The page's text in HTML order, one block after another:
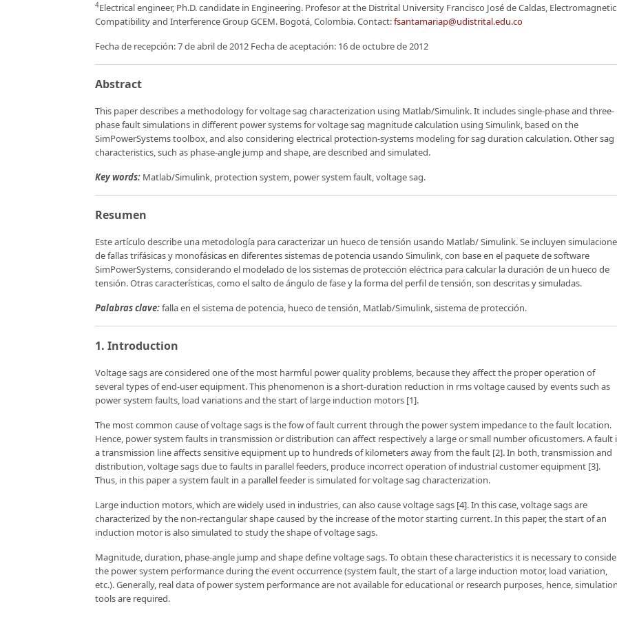
4Electrical engineer, Ph.D. candidate in Engineering. Profesor at the Distrital University Francisco José de Caldas, Electromagnetic
Compatibility and Interference Group GCEM. Bogotá, Colombia. Contact:fsantamariap@udistrital.edu.co
Fecha de recepción: 7 de abril de 2012 Fecha de aceptación: 16 de octubre de 2012
Abstract
This paper describes a methodology for voltage sag characterization using Matlab/Simulink. It includes single-phase and three-
phase fault simulations in different power systems for voltage sag magnitude calculation using Simulink, based on the
SimPowerSystems toolbox, and also considering electrical protection-systems modeling for sag duration calculation. Other sag
characteristics, such as phase-angle jump and shape, are described and simulated.
Key words: Matlab/Simulink, protection system, power system fault, voltage sag.
Resumen
Este artículo describe una metodología para caracterizar un hueco de tensión usando Matlab/ Simulink. Se incluyen
de fallas trifásicas y monofásicas en diferentes sistemas de potencia usando Simulink, con base en el paquete de software
SimPowerSystems, considerando el modelado de los sistemas de protección eléctrica para calcular la duración de un hueco de
tensión. Otras características, como el salto de ángulo de fase y la forma del perfil de tensión, son descritas y simuladas.
Palabras clave:falla en el sistema de potencia, hueco de tensión, Matlab/Simulink, sistema de protección.
1. Introduction
Voltage sags are considered one of the most harmful power quality problems, because they affect the proper operation of
several types of end-user equipment. This phenomenon is a short-duration reduction in rms voltage caused by events such as
power system faults, load variations and the start of large induction motors [1].
The most common cause of voltage sags is the fow of fault current through the power system impedance to the fault location.
Hence, power system faults in transmission or distribution can affect respectively a large or small number oficustomers. A fault
a transmission line affects sensitive equipment up to hundreds of kilometers away from the fault [2]. In both, transmission and
distribution, voltage sags due to faults in parallel feeders, produce incorrect operation of industrial customer equipment [3].
Thus, in this paper a system fault in a parallel feeder is simulated for voltage sag characterization.
Large induction motors, which are widely used in industries, can also cause voltage sags [4]. In this case, voltage sags are
characterized by the non-rectangular shape caused by the increase of the motor starting current. In this paper, the start of an
induction motor is also simulated to study the shape of voltage sags.
Magnitude, duration, phase-angle jump and shape define voltage sags. To obtain these characteristics it is necessary to
the power system performance during the event occurrence (system fault, the start of a large induction motor, load variation,
etc.). Generally, real data of power system performance are not available for educational or research purposes, hence,
tools are required.